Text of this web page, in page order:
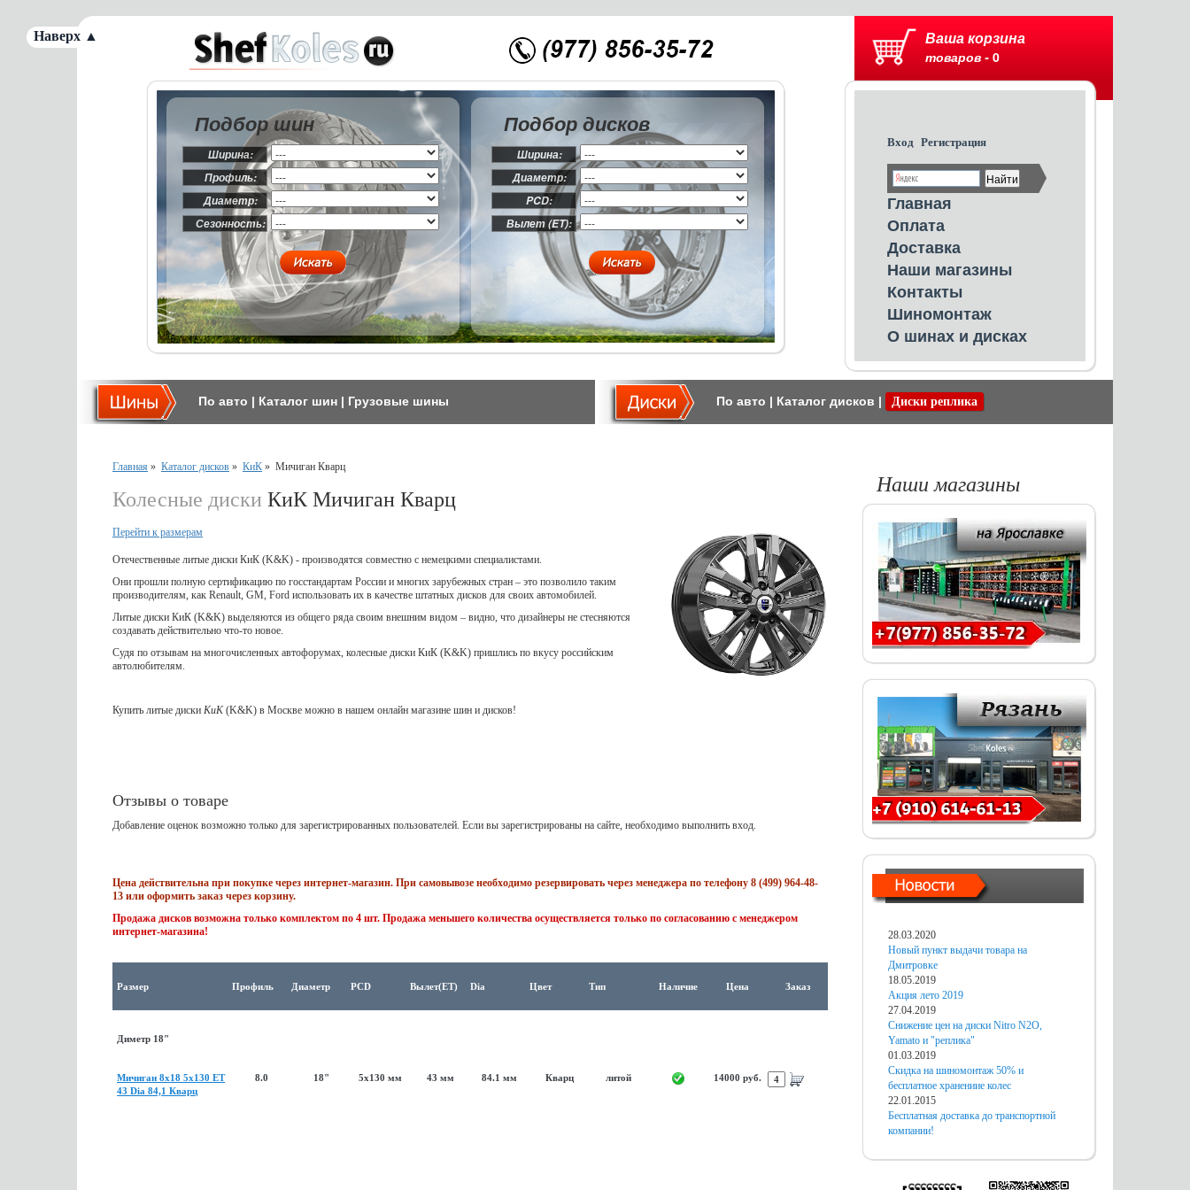
Ваша корзина
товаров - 0
Вход Регистрация
Главная
Оплата
Доставка
Наши магазины
Контакты
Шиномонтаж
О шинах и дисках
Подбор шин
Ширина:
Профиль:
Диаметр:
Сезонность:
Подбор дисков
Ширина:
Диаметр:
PCD:
Вылет (ET):
По авто | Каталог шин | Грузовые шины По авто | Каталог дисков | Диски реплика
Главная » Каталог дисков » КиК » Мичиган Кварц
Колесные диски КиК Мичиган Кварц
Перейти к размерам
Отечественные литые диски КиК (K&K) - производятся совместно с немецкими специалистами.
Они прошли полную сертификацию по госстандартам России и многих зарубежных стран – это позволило таким
производителям, как Renault, GM, Ford использовать их в качестве штатных дисков для своих автомобилей.
Литые диски КиК (K&K) выделяются из общего ряда своим внешним видом – видно, что дизайнеры не стесняются
создавать действительно что-то новое.
Судя по отзывам на многочисленных автофорумах, колесные диски КиК (K&K) пришлись по вкусу российским
автолюбителям.
Купить литые диски КиК(K&K) в Москве можно в нашем онлайн магазине шин и дисков!
Отзывы о товаре
Добавление оценок возможно только для зарегистрированных пользователей. Если вы зарегистрированы на сайте, необходимо выполнить вход.
Цена действительна при покупке через интернет-магазин. При самовывозе необходимо резервировать через менеджера по телефону 8 (499) 964-48-
13 или оформить заказ через корзину.
Продажа дисков возможна только комплектом по 4 шт. Продажа меньшего количества осуществляется только по согласованию с менеджером
интернет-магазина!
Размер Профиль Диаметр PCD Вылет(ET) Dia Цвет Тип Наличие Цена Заказ
Диметр 18"
Мичиган 8x18 5x130 ET
43 Dia 84,1 Кварц
8.0 18" 5x130 мм 43 мм 84.1 мм Кварц литой 14000 руб.
Наши магазины
28.03.2020
Новый пункт выдачи товара на
Дмитровке
18.05.2019
Акция лето 2019
27.04.2019
Снижение цен на диски Nitro N2O,
Yamato и "реплика"
01.03.2019
Скидка на шиномонтаж 50% и
бесплатное хранениие колес
22.01.2015
Бесплатная доставка до транспортной
компании!
Наверх ▲